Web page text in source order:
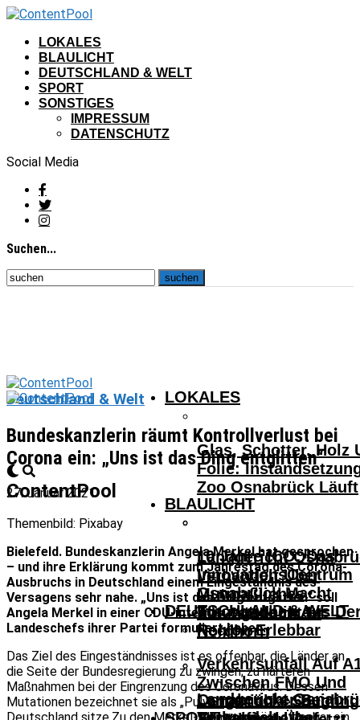
LOKALES
BLAULICHT
DEUTSCHLAND & WELT
SPORT
SONSTIGES
IMPRESSUM
DATENSCHUTZ
Social Media
Suchen...
ContentPool
LOKALES
Glas, Schotter, Holz
Folie:
Zoo Osnabrück Läuft
10 Jahre ICO: Das
InnovationsCentrum
Osnabrück Macht
Innovationen Aus
Region Erlebbar
Landgericht
BLAULICHT
Landgericht
Verhandelt Über
Mutmaßliches
Tötungsdelikt In
Nordhorn
Osnabrücker Beim
DEUTSCHLAND & WELT
Verkehrsunfall Auf
Zwischen FMO Und
Lengerich –
Deutschland & Welt
Bundeskanzlerin räumt Kontrollverlust bei
Corona ein: „Uns ist das Ding entglitten“
27. Januar 2021
Themenbild: Pixabay
Bielefeld. Bundeskanzlerin Angela Merkel hat gesprochen
– und ihre Erklärung kommt zum Jahrestag des Corona-
Ausbruchs in Deutschland einem Eingeständnis des
Versagens sehr nahe. „Uns ist das Ding entglitten“ soll
Angela Merkel in einer CDU-internen Schalte mit den
Landeschefs ihrer Partei formuliert haben.
Das Ziel des Eingeständnisses ist es offenbar, die Länder an
die Seite der Bundesregierung zu zwingen; zu härteren
Maßnahmen bei der Eingrenzung des Coronavirus. Dessen
Mutationen bezeichnet sie als „Pulverfass“, auf dem
Deutschland sitze.Zu den Merkel-Plänen gehört offenbar ein